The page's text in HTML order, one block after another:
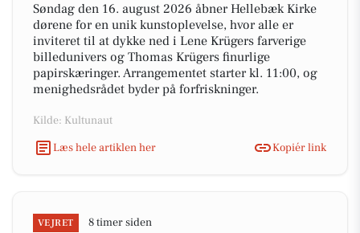
Søndag den 16. august 2026 åbner Hellebæk Kirke
dørene for en unik kunstoplevelse, hvor alle er
inviteret til at dykke ned i Lene Krügers farverige
billedunivers og Thomas Krügers finurlige
papirskæringer. Arrangementet starter kl. 11:00, og
menighedsrådet byder på forfriskninger.
Kilde: Kultunaut
Læs hele artiklen her
Kopiér link
VEJRET 8 timer siden